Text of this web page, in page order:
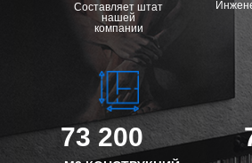
Составляет штат
нашей
компании
73 200